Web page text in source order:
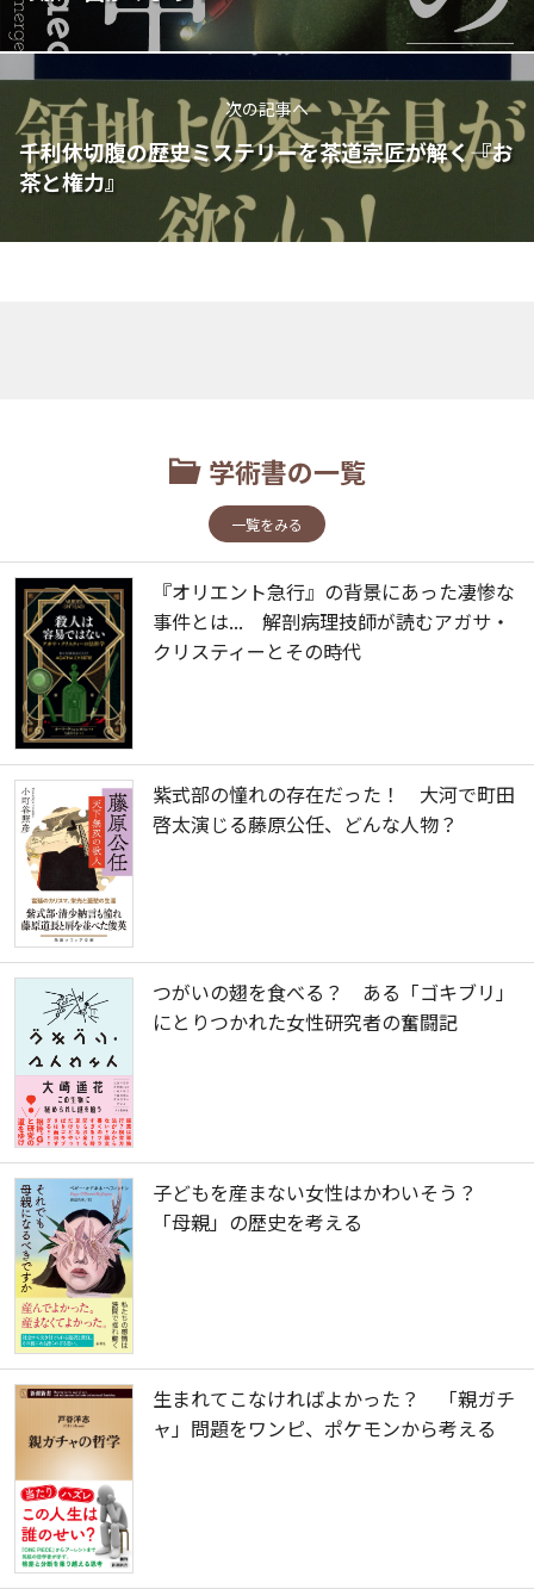
次の記事へ
千利休切腹の歴史ミステリーを茶道宗匠が解く――『お
茶と権力』
学術書の一覧
一覧をみる
『オリエント急行』の背景にあった凄惨な
事件とは... 解剖病理技師が読むアガサ・
クリスティーとその時代
紫式部の憧れの存在だった！ 大河で町田
啓太演じる藤原公任、どんな人物？
つがいの翅を食べる？ ある「ゴキブリ」
にとりつかれた女性研究者の奮闘記
子どもを産まない女性はかわいそう？
「母親」の歴史を考える
生まれてこなければよかった？ 「親ガチ
ャ」問題をワンピ、ポケモンから考える